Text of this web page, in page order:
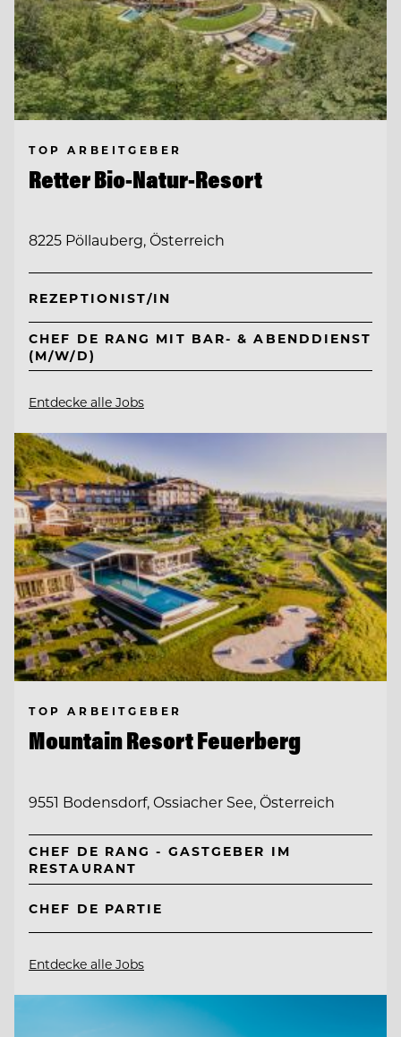
TOP ARBEITGEBER
Retter Bio-Natur-Resort
8225 Pöllauberg, Österreich
REZEPTIONIST/IN
CHEF DE RANG MIT BAR- & ABENDDIENST
(M/W/D)
Entdecke alle Jobs
TOP ARBEITGEBER
Mountain Resort Feuerberg
9551 Bodensdorf, Ossiacher See, Österreich
CHEF DE RANG - GASTGEBER IM
RESTAURANT
CHEF DE PARTIE
Entdecke alle Jobs